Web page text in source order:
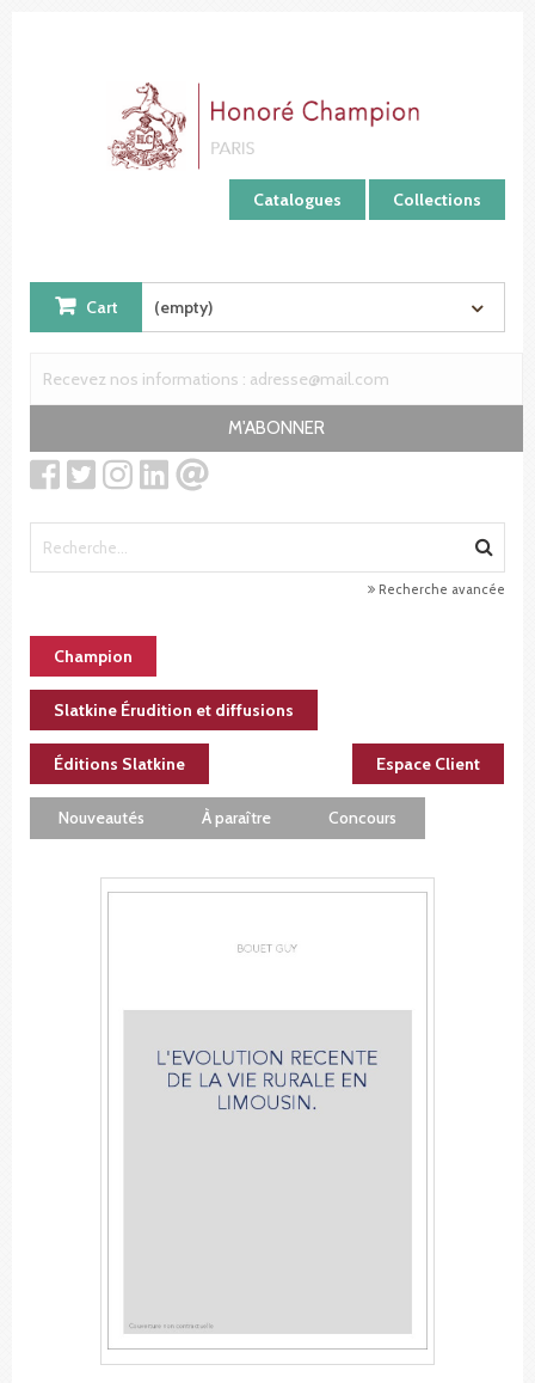
Catalogues Collections
Cart (empty)
M'ABONNER
Recherche avancée
Champion
Slatkine Érudition et diffusions
Éditions Slatkine Espace Client
Nouveautés À paraître Concours